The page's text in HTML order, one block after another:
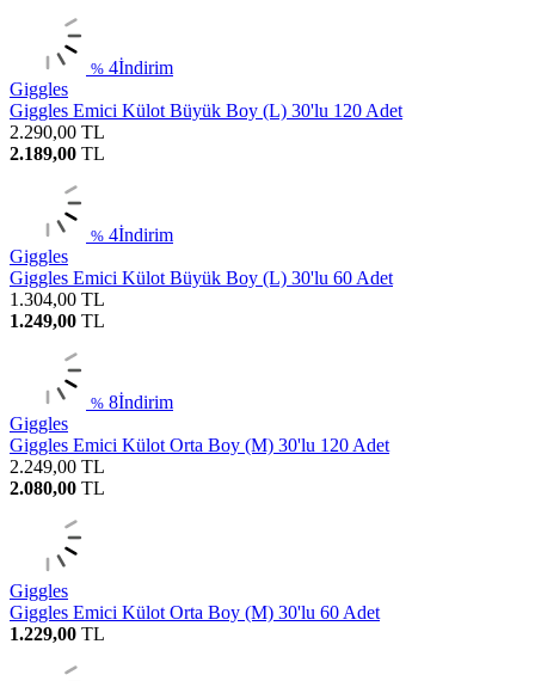
% 4İndirim
Giggles
Giggles Emici Külot Büyük Boy (L) 30'lu 120 Adet
2.290,00 TL
2.189,00 TL
% 4İndirim
Giggles
Giggles Emici Külot Büyük Boy (L) 30'lu 60 Adet
1.304,00 TL
1.249,00 TL
% 8İndirim
Giggles
Giggles Emici Külot Orta Boy (M) 30'lu 120 Adet
2.249,00 TL
2.080,00 TL
Giggles
Giggles Emici Külot Orta Boy (M) 30'lu 60 Adet
1.229,00 TL